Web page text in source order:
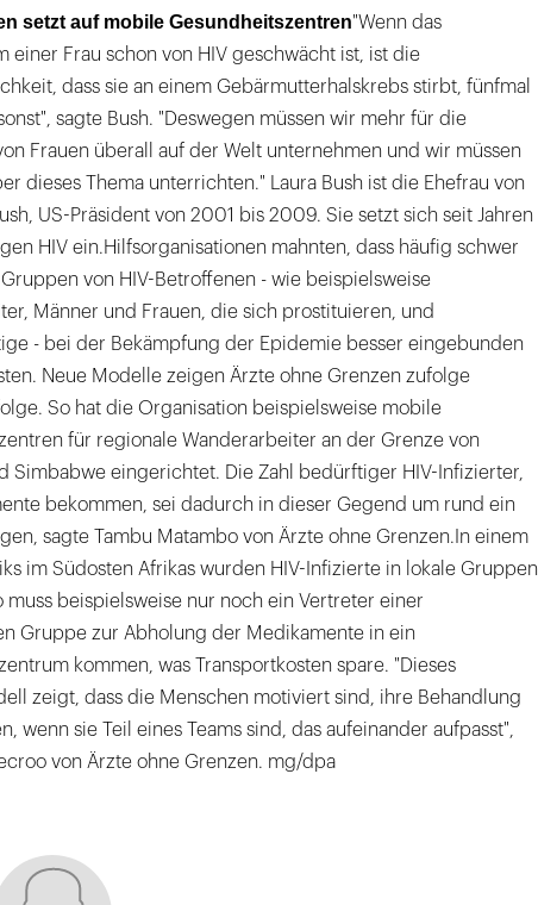
setzt auf mobile Gesundheitszentren"Wenn das
einer Frau schon von HIV geschwächt ist, ist die
dass sie an einem Gebärmutterhalskrebs stirbt, fünfmal
sagte Bush. "Deswegen müssen wir mehr für die
Frauen überall auf der Welt unternehmen und wir müssen
dieses Thema unterrichten." Laura Bush ist die Ehefrau von
US-Präsident von 2001 bis 2009. Sie setzt sich seit Jahren
HIV ein.Hilfsorganisationen mahnten, dass häufig schwer
von HIV-Betroffenen - wie beispielsweise
Männer und Frauen, die sich prostituieren, und
- bei der Bekämpfung der Epidemie besser eingebunden
Neue Modelle zeigen Ärzte ohne Grenzen zufolge
So hat die Organisation beispielsweise mobile
für regionale Wanderarbeiter an der Grenze von
Simbabwe eingerichtet. Die Zahl bedürftiger HIV-Infizierter,
bekommen, sei dadurch in dieser Gegend um rund ein
sagte Tambu Matambo von Ärzte ohne Grenzen.In einem
im Südosten Afrikas wurden HIV-Infizierte in lokale Gruppen
muss beispielsweise nur noch ein Vertreter einer
Gruppe zur Abholung der Medikamente in ein
kommen, was Transportkosten spare. "Dieses
zeigt, dass die Menschen motiviert sind, ihre Behandlung
wenn sie Teil eines Teams sind, das aufeinander aufpasst",
von Ärzte ohne Grenzen. mg/dpa